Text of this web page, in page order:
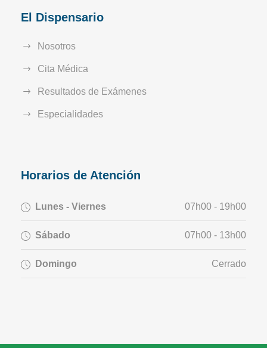
El Dispensario
Nosotros
Cita Médica
Resultados de Exámenes
Especialidades
Horarios de Atención
Lunes - Viernes 07h00 - 19h00
Sábado 07h00 - 13h00
Domingo Cerrado